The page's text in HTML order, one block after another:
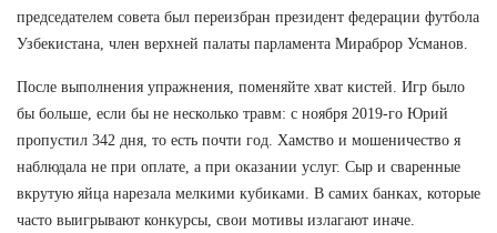
председателем совета был переизбран президент федерации футбола
Узбекистана, член верхней палаты парламента Мираброр Усманов.
После выполнения упражнения, поменяйте хват кистей. Игр было
бы больше, если бы не несколько травм: с ноября 2019-го Юрий
пропустил 342 дня, то есть почти год. Хамство и мошеничество я
наблюдала не при оплате, а при оказании услуг. Сыр и сваренные
вкрутую яйца нарезала мелкими кубиками. В самих банках, которые
часто выигрывают конкурсы, свои мотивы излагают иначе.